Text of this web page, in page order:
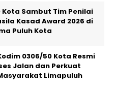
Sambut Tim Penilai
Kasad Award 2026 di
Puluh Kota
0306/50 Kota Resmi
Jalan dan Perkuat
Limapuluh